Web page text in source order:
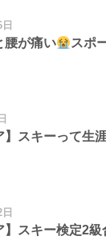
腰が痛い スポ
】スキーって生
】スキー検定2級